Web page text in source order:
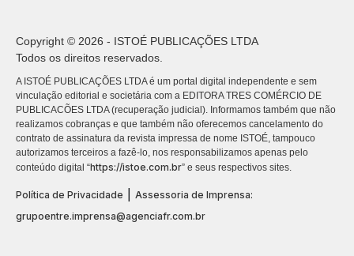
Copyright © 2026 - ISTOÉ PUBLICAÇÕES LTDA
Todos os direitos reservados.
A ISTOÉ PUBLICAÇÕES LTDA é um portal digital independente e sem
vinculação editorial e societária com a EDITORA TRES COMÉRCIO DE
PUBLICACÕES LTDA (recuperação judicial). Informamos também que não
realizamos cobranças e que também não oferecemos cancelamento do
contrato de assinatura da revista impressa de nome ISTOÉ, tampouco
autorizamos terceiros a fazê-lo, nos responsabilizamos apenas pelo
conteúdo digital “https://istoe.com.br” e seus respectivos sites.
Política de Privacidade | Assessoria de Imprensa:
grupoentre.imprensa@agenciafr.com.br